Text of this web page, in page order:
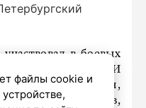
в боевых
в Петербурге. И
развивается,
масштабов,
файлы cookie и